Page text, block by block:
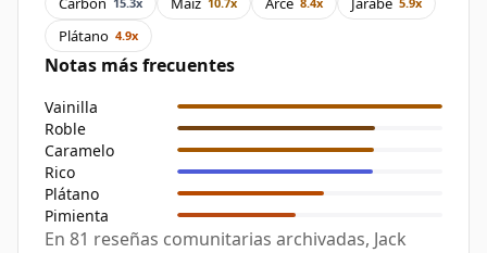
Plátano 4.9x
Notas más frecuentes
Vainilla
Roble
Caramelo
Rico
Plátano
Pimienta
En 81 reseñas comunitarias archivadas, Jack